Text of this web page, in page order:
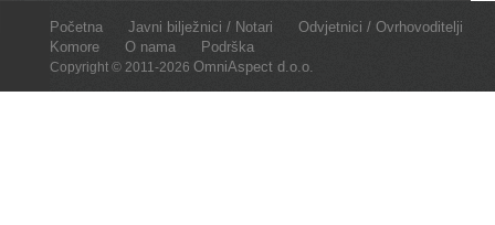
Početna Javni bilježnici / Notari
Odvjetnici / Ovrhovoditelji
Komore
O nama Podrška
Copyright © 2011-2026 OmniAspect d.o.o.